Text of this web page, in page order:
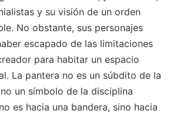
y su visión de un orden
No obstante, sus personajes
escapado de las limitaciones
para habitar un espacio
La pantera no es un súbdito de la
un símbolo de la disciplina
es hacia una bandera, sino hacia